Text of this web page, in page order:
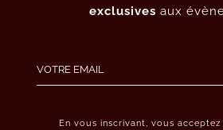
exclusives aux
En vous inscrivant, vous